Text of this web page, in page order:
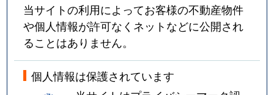
当サイトの利用によってお客様の不動産物件
や個人情報が許可なくネットなどに公開され
ることはありません。
個人情報は保護されています